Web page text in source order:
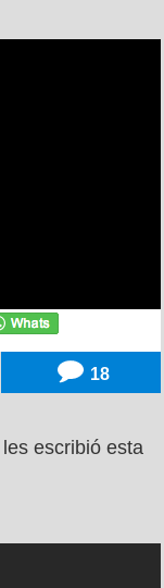
18
escribió esta